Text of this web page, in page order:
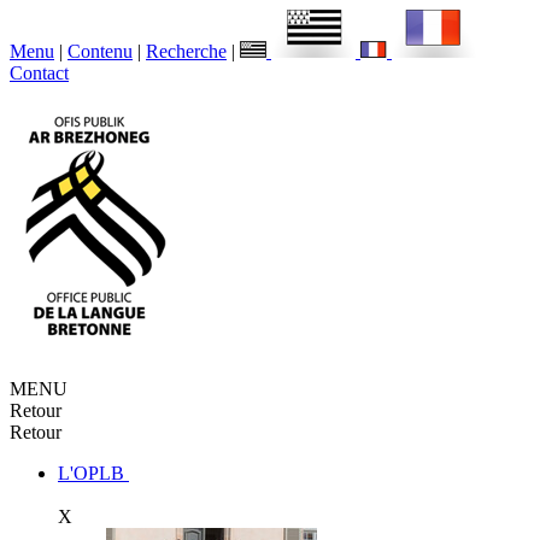
Menu | Contenu | Recherche |
Contact
MENU
Retour
Retour
L'OPLB
X